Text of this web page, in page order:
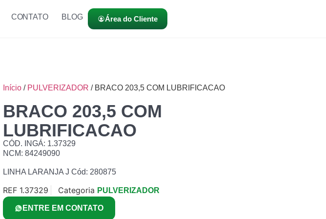
CONTATO BLOG Área do Cliente
Início / PULVERIZADOR / BRACO 203,5 COM LUBRIFICACAO
BRACO 203,5 COM
LUBRIFICACAO
CÓD. INGÁ: 1.37329
NCM: 84249090
LINHA LARANJA J Cód: 280875
REF 1.37329 Categoria PULVERIZADOR
ENTRE EM CONTATO